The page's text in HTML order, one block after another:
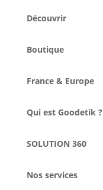
Découvrir
Boutique
France & Europe
Qui est Goodetik ?
SOLUTION 360
Nos services